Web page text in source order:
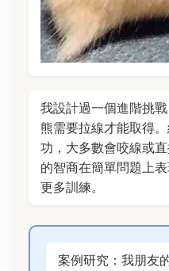
我設計過一個進階挑
熊需要拉線才能取得
功，大多數會咬線或
的智商在簡單問題上
更多訓練。
案例研究：我朋友